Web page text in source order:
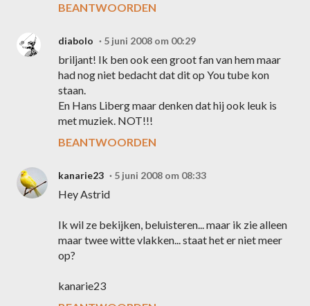
BEANTWOORDEN
diabolo 5 juni 2008 om 00:29
briljant! Ik ben ook een groot fan van hem maar
had nog niet bedacht dat dit op You tube kon
staan.
En Hans Liberg maar denken dat hij ook leuk is
met muziek. NOT!!!
BEANTWOORDEN
kanarie23 5 juni 2008 om 08:33
Hey Astrid
Ik wil ze bekijken, beluisteren... maar ik zie alleen
maar twee witte vlakken... staat het er niet meer
op?
kanarie23